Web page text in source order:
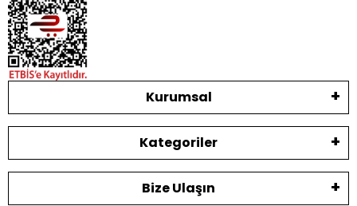
Kurumsal
Kategoriler
Bize Ulaşın